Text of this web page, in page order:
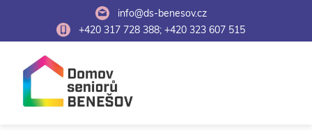
info@ds-benesov.cz
+420 317 728 388; +420 323 607 515